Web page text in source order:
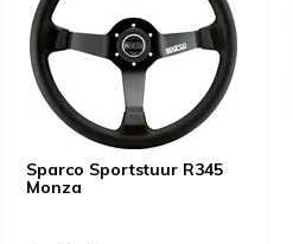
Sparco Sportstuur R345
Monza